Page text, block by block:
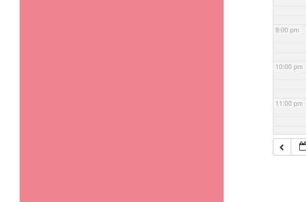
9:00 pm
10:00 pm
11:00 pm